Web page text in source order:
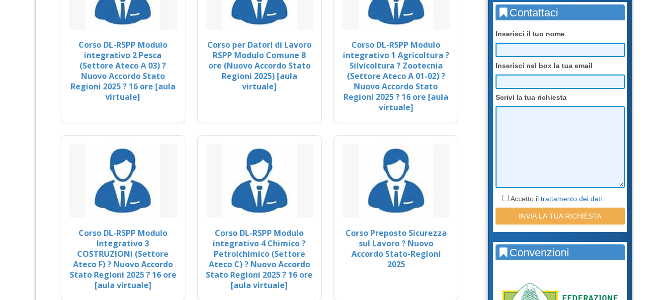
Corso DL-RSPP Modulo
integrativo 2 Pesca
(Settore Ateco A 03) ?
Nuovo Accordo Stato
Regioni 2025 ? 16 ore [aula
virtuale]
Corso per Datori di Lavoro
RSPP Modulo Comune 8
ore (Nuovo Accordo Stato
Regioni 2025) [aula
virtuale]
Corso DL-RSPP Modulo
integrativo 1 Agricoltura ?
Silvicoltura ? Zootecnia
(Settore Ateco A 01-02) ?
Nuovo Accordo Stato
Regioni 2025 ? 16 ore [aula
virtuale]
Corso DL-RSPP Modulo
Integrativo 3
COSTRUZIONI (Settore
Ateco F) ? Nuovo Accordo
Stato Regioni 2025 ? 16 ore
[aula virtuale]
Corso DL-RSPP Modulo
integrativo 4 Chimico ?
Petrolchimico (Settore
Ateco C) ? Nuovo Accordo
Stato Regioni 2025 ? 16 ore
[aula virtuale]
Corso Preposto Sicurezza
sul Lavoro ? Nuovo
Accordo Stato-Regioni
2025
Contattaci
Inserisci il tuo nome
Inserisci nel box la tua email
Scrivi la tua richiesta
Accetto il trattamento dei dati
Convenzioni